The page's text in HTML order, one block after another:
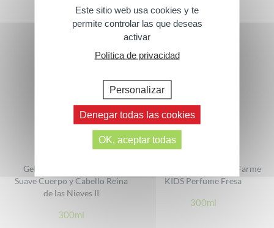
Gel de Ducha 2en1 Súper
Suave Cuerpo y Cabello Reina
de las Nieves II
300ml
Gel de Ducha Corine de Farme
KIDS Perfume Fresa
300ml
Este sitio web usa cookies y te
permite controlar las que deseas
activar
Política de privacidad
Personalizar
Denegar todas las cookies
OK, aceptar todas